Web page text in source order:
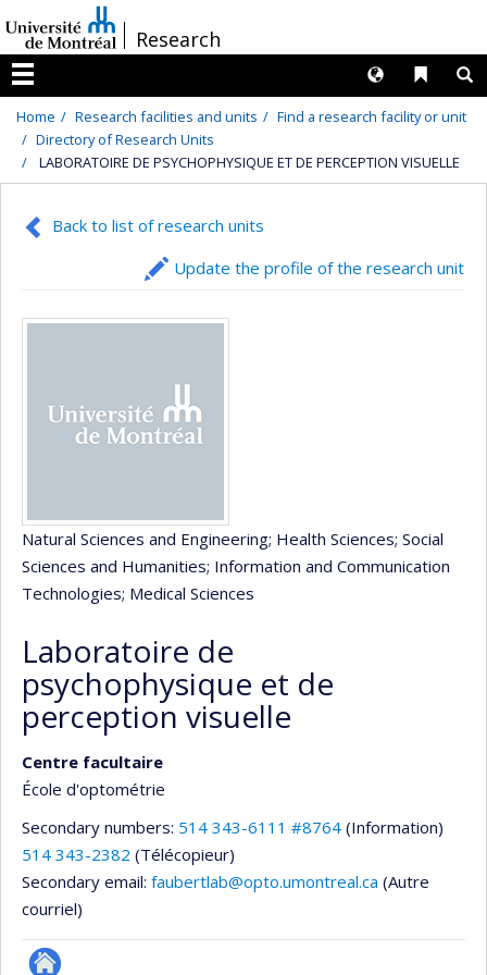
au
contenu
/Research
Menu
Liens
Langues
Home Research facilities and units
Find a research facility or unit
Directory of Research Units
LABORATOIRE DE PSYCHOPHYSIQUE ET DE PERCEPTION VISUELLE
Back to list of research units
Update the profile of the research unit
Natural Sciences and Engineering; Health Sciences; Social
Sciences and Humanities; Information and Communication
Technologies; Medical Sciences
Laboratoire de
psychophysique et de
perception visuelle
Centre facultaire
École d'optométrie
Secondary numbers: 514 343-6111 #8764 (Information)
514 343-2382 (Télécopieur)
Secondary email: faubertlab@opto.umontreal.ca (Autre
courriel)